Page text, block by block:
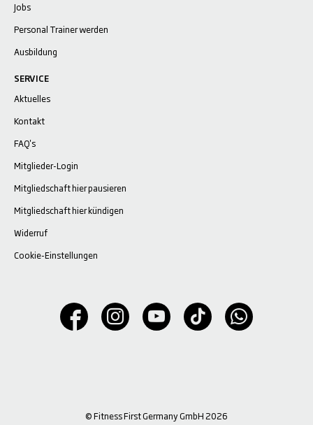
Jobs
Personal Trainer werden
Ausbildung
SERVICE
Aktuelles
Kontakt
FAQ's
Mitglieder-Login
Mitgliedschaft hier pausieren
Mitgliedschaft hier kündigen
Widerruf
Cookie-Einstellungen
© Fitness First Germany GmbH 2026